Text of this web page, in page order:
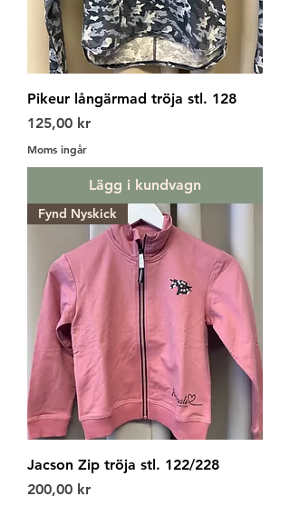
Pikeur långärmad tröja stl. 128
Pris
125,00 kr
Moms ingår
Lägg i kundvagn
Fynd Nyskick
Jacson Zip tröja stl. 122/228
Pris
200,00 kr